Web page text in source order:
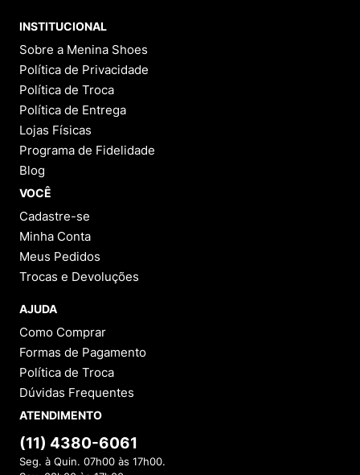
INSTITUCIONAL
Sobre a Menina Shoes
Política de Privacidade
Política de Troca
Política de Entrega
Lojas Físicas
Programa de Fidelidade
Blog
VOCÊ
Cadastre-se
Minha Conta
Meus Pedidos
Trocas e Devoluções
AJUDA
Como Comprar
Formas de Pagamento
Política de Troca
Dúvidas Frequentes
ATENDIMENTO
(11) 4380-6061
Seg. à Quin. 07h00 às 17h00.